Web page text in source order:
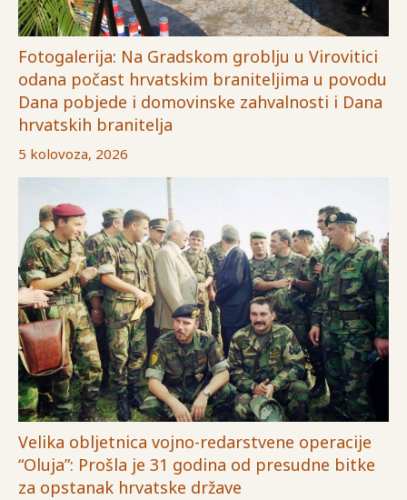
Fotogalerija: Na Gradskom groblju u Virovitici
odana počast hrvatskim braniteljima u povodu
Dana pobjede i domovinske zahvalnosti i Dana
hrvatskih branitelja
5 kolovoza, 2026
Velika obljetnica vojno-redarstvene operacije
“Oluja”: Prošla je 31 godina od presudne bitke
za opstanak hrvatske države